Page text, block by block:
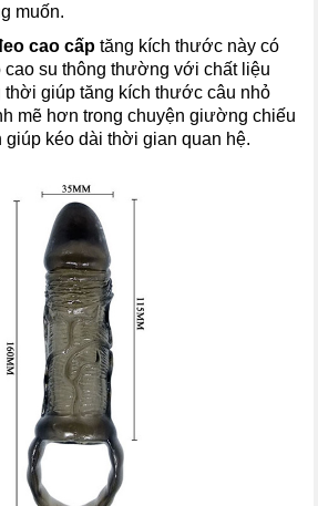
muốn.
cao cấp tăng kích thước này có
cao su thông thường với chất liệu
thời giúp tăng kích thước câu nhỏ
mẽ hơn trong chuyện giường chiếu
giúp kéo dài thờigian quan hệ.